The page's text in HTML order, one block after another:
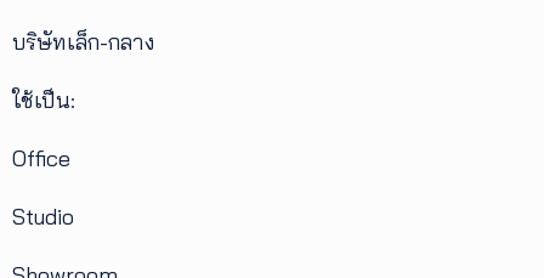
บริษัทเล็ก-กลาง
ใช้เป็น:
Office
Studio